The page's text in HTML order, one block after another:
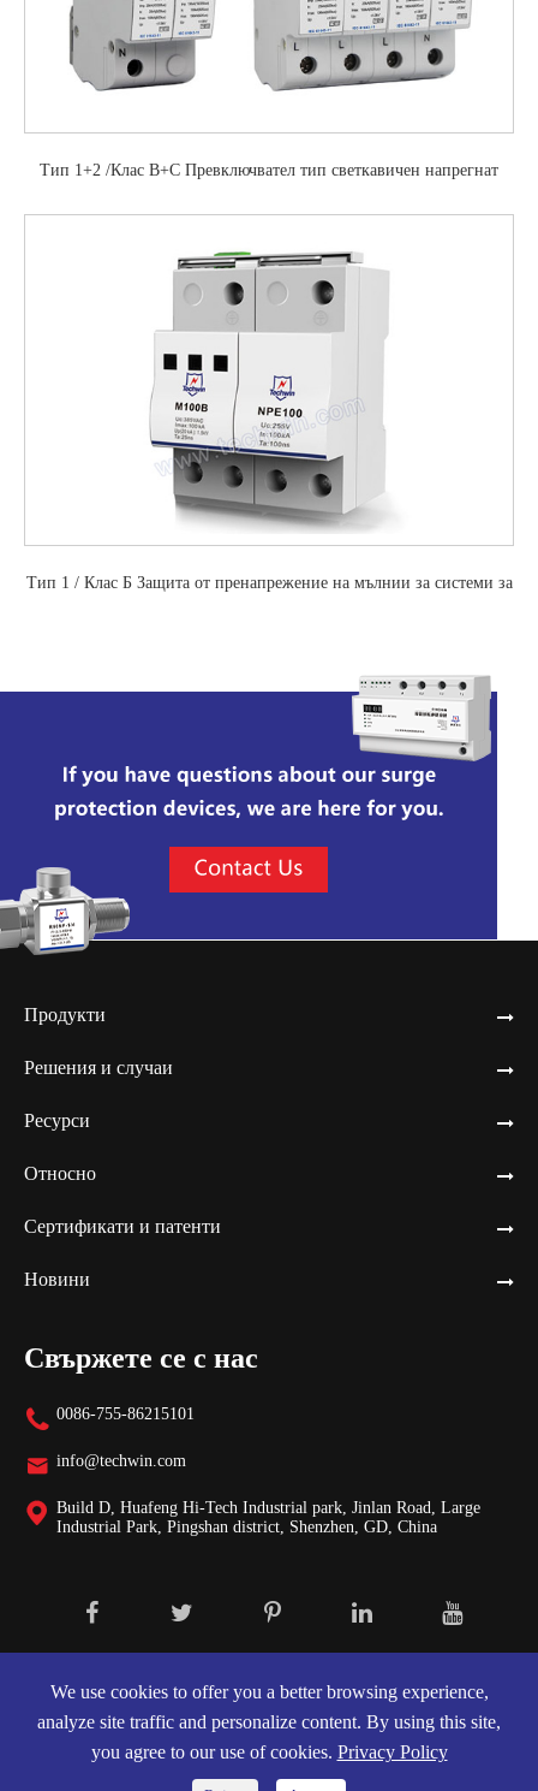
Тип 1+2 /Клас В+С Превключвател тип светкавичен напрегнат
Тип 1 / Клас Б Защита от пренапрежение на мълнии за системи за
Продукти
Решения и случаи
Ресурси
Относно
Сертификати и патенти
Новини
Свържете се с нас
 0086-755-86215101
 info@techwin.com
 Build D, Huafeng Hi-Tech Industrial park, Jinlan Road, Large
Industrial Park, Pingshan district, Shenzhen, GD, China
Ltd.Всички права запазени.
Карта на сайта |Декларация за поверителност
We use cookies to offer you a better browsing experience,
analyze site traffic and personalize content. By using this site,
you agree to our use of cookies. Privacy Policy